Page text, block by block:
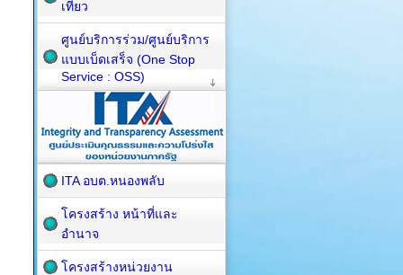
เที่ยว
ศูนย์บริการร่วม/ศูนย์บริการ
แบบเบ็ดเสร็จ (One Stop
Service : OSS)
ITA อบต.หนองพลับ
โครงสร้าง หน้าที่และ
อำนาจ
โครงสร้างหน่วยงาน